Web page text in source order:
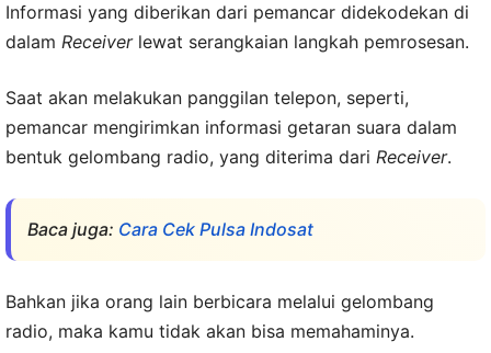
Informasi yang diberikan dari pemancar didekodekan di
dalam Receiverlewat serangkaian langkah pemrosesan.
Saat akan melakukan panggilan telepon, seperti,
pemancar mengirimkan informasi getaran suara dalam
bentuk gelombang radio, yang diterima dari Receiver.
Baca juga: Cara Cek Pulsa Indosat
Bahkan jika orang lain berbicara melalui gelombang
radio, maka kamu tidak akan bisa memahaminya.